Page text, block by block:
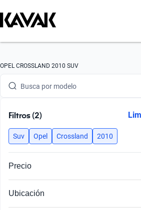
OPEL CROSSLAND 2010 SUV
Busca por marca
Busca por modelo
Busca por año
Busca por marca
Busca por versión
Filtros (2)
Suv Opel Crossland 2010
Precio
Ubicación